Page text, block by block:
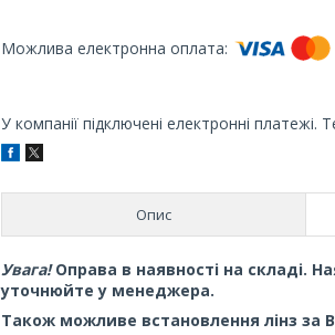
У компанії підключені електронні
Опис
Увага!Оправа в наявності на складі.
уточнюйте у менеджера.
Також можливе встановлення лінз